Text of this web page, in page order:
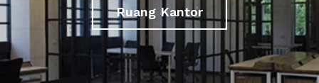
Ruang Kantor